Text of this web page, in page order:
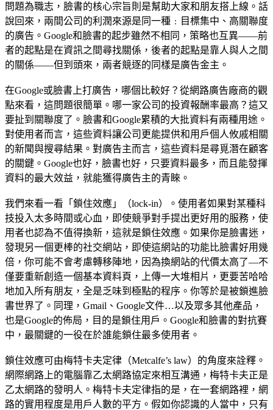
問題為職志，臉書的核心宗旨則是幫助大家和朋友搭上線。話
說回來，兩間公司的利潤來源是同一種﹕目標集中、高關聯度
的廣告。Google和臉書的起步雖然不相同，策略也互異——前
者的起點是在資訊之間尋找關係，後者的起點是靠人與人之間
的關係——但到頭來，兩者競逐的同樣是廣告金主。
在Google或臉書上打廣告，哪個比較好？從網路廣告廠商的觀
點來看，這問題很簡單。哪一家公司的投資報酬率最高？這又
要扯到關聯度了。臉書和Google累積的大批資料有兩種用途。
對使用者而言，這些資料讓公司更能提供和用戶個人攸戚相關
的新聞與搜尋結果。對廣告主而言，這些資料是尋覓潛在顧客
的關鍵。Google也好，臉書也好，只要資料最多，而且能發揮
資料的最大效益，就能獲得廣告主的青睞。
我們來看一看「鎖住效應」（lock-in）。使用者如果對某種科
技投入太多時間或心血，即使競爭對手提出更好用的服務，使
用者也認為不值得換新，這就是鎖住效應。如果你是臉書迷，
發現另一個更棒的社交網站，即使這網站的功能比臉書好用幾
倍，你可能不會考慮轉移陣地，因為換網站的代價太高了—不
僅要重新創造一個基本資料頁，上傳一大堆相片，更要苦哈哈
地加入所有朋友，全是乏味到極點的程序。你等於是被鎖進臉
書世界了。同理，Gmail、Google文件…以及眾多其他產品，
也是Google的佈局，目的是鎖住用戶。Google和臉書的對抗賽
中，最關鍵的一役在於誰能鎖住最多使用者。
鎖住效應可由梅特卡夫定律（Metcalfe’s law）的角度來詮釋。
網際網路上的電腦靠乙太網路協定來相互溝通，梅特卡夫正是
乙太網路的發明人。梅特卡夫定律指的是，在一套網路裡，網
路的實用程度是用戶人數的平方。假如你認識的人當中，只有